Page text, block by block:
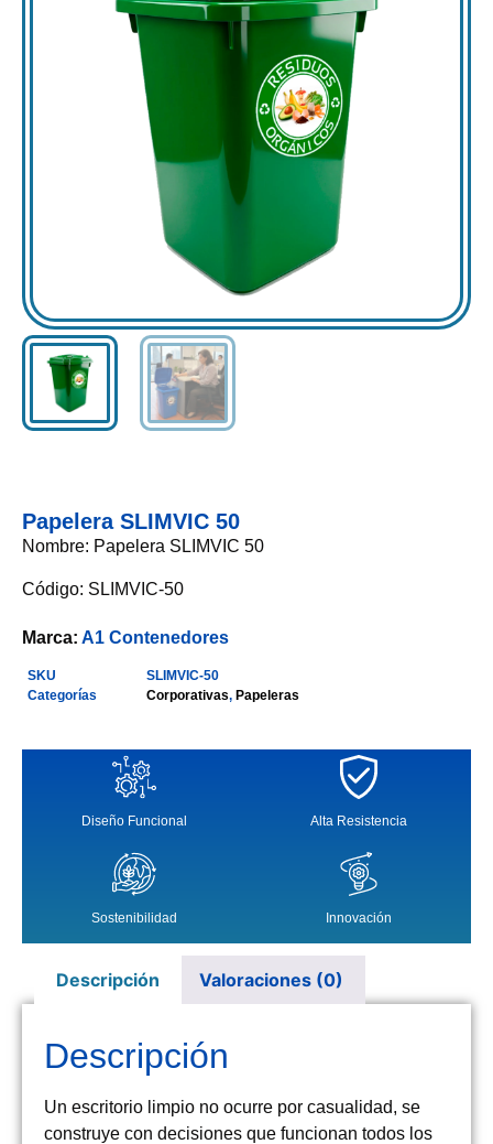
Papelera SLIMVIC 50
Nombre: Papelera SLIMVIC 50
Código: SLIMVIC-50
Marca: A1 Contenedores
SKU
SLIMVIC-50
Categorías
Corporativas, Papeleras
Diseño Funcional Alta Resistencia
Sostenibilidad Innovación
Descripción Valoraciones (0)
Descripción
Un escritorio limpio no ocurre por casualidad, se
construye con decisiones que funcionan todos los